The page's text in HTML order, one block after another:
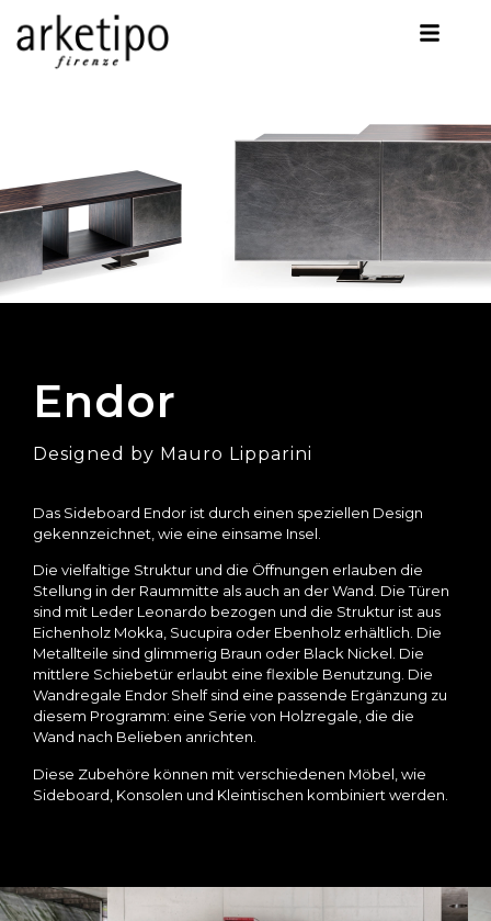
Endor
Designed by Mauro Lipparini
Das Sideboard Endor ist durch einen speziellen Design
gekennzeichnet, wie eine einsame Insel.
Die vielfaltige Struktur und die Öffnungen erlauben die
Stellung in der Raummitte als auch an der Wand. Die Türen
sind mit Leder Leonardo bezogen und die Struktur ist aus
Eichenholz Mokka, Sucupira oder Ebenholz erhältlich. Die
Metallteile sind glimmerig Braun oder Black Nickel. Die
mittlere Schiebetür erlaubt eine flexible Benutzung. Die
Wandregale Endor Shelf sind eine passende Ergänzung zu
diesem Programm: eine Serie von Holzregale, die die
Wand nach Belieben anrichten.
Diese Zubehöre können mit verschiedenen Möbel, wie
Sideboard, Konsolen und Kleintischen kombiniert werden.